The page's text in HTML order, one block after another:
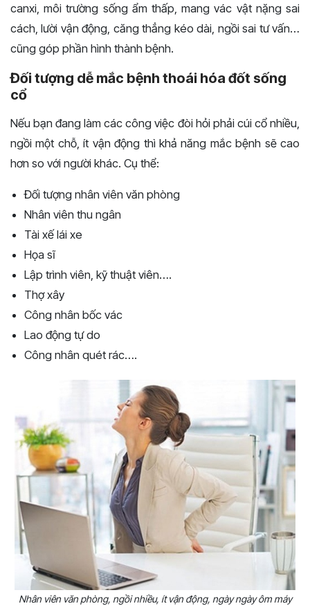
canxi, môi trường sống ẩm thấp, mang vác vật nặng sai
cách, lười vận động, căng thẳng kéo dài, ngồi sai tư vấn…
cũng góp phần hình thành bệnh.
Đối tượng dễ mắc bệnh thoái hóa đốt sống
cổ
Nếu bạn đang làm các công việc đòi hỏi phải cúi cổ nhiều,
ngồi một chỗ, ít vận động thì khả năng mắc bệnh sẽ cao
hơn so với người khác. Cụ thể:
Đối tượng nhân viên văn phòng
Nhân viên thu ngân
Tài xế lái xe
Họa sĩ
Lập trình viên, kỹ thuật viên….
Thợ xây
Công nhân bốc vác
Lao động tự do
Công nhân quét rác….
Nhân viên văn phòng, ngồi nhiều, ít vận động, ngày ngày ôm máy